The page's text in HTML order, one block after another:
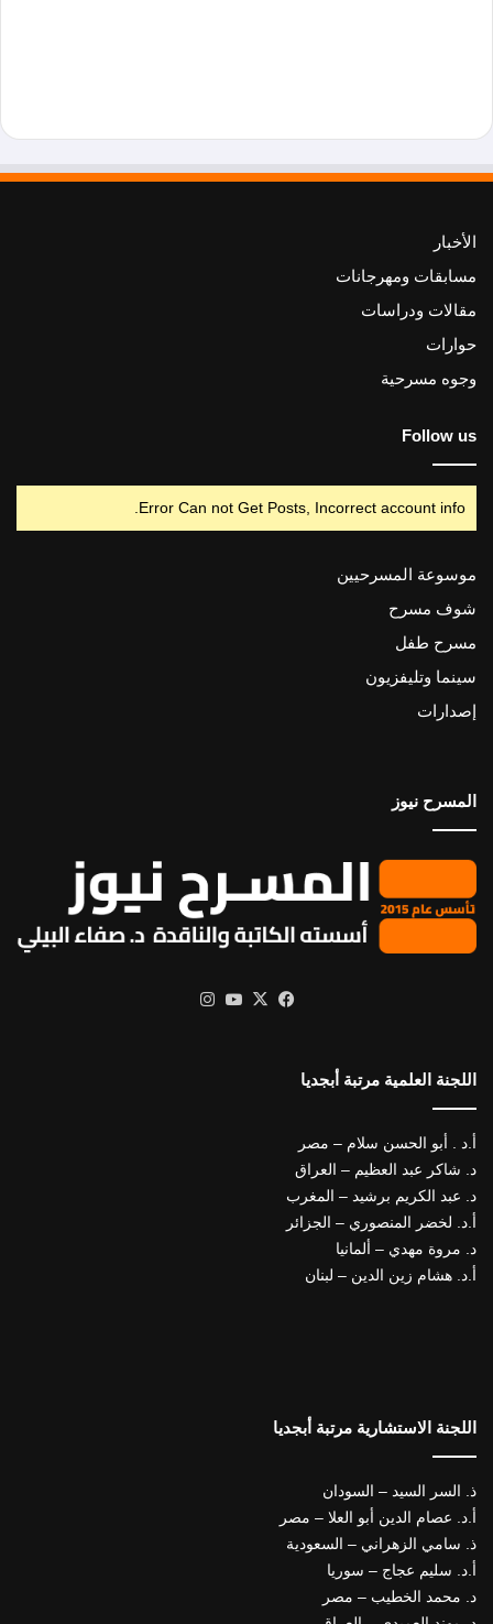
الأخبار
مسابقات ومهرجانات
مقالات ودراسات
حوارات
وجوه مسرحية
Follow us
Error Can not Get Posts, Incorrect account info.
موسوعة المسرحيين
شوف مسرح
مسرح طفل
سينما وتليفزيون
إصدارات
المسرح نيوز
فيسبوك
X يوتيوب
اللجنة العلمية مرتبة أبجديا
أ.د . أبو الحسن سلام – مصر
د. شاكر عبد العظيم – العراق
د. عبد الكريم برشيد – المغرب
أ.د. لخضر المنصوري – الجزائر
د. مروة مهدي – ألمانيا
أ.د. هشام زين الدين – لبنان
اللجنة الاستشارية مرتبة أبجديا
ذ. السر السيد – السودان
أ.د. عصام الدين أبو العلا – مصر
ذ. سامي الزهراني – السعودية
أ.د. سليم عجاج – سوريا
د. محمد الخطيب – مصر